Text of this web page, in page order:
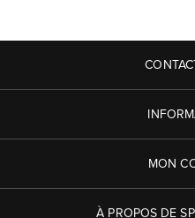
MON
À PROPOS DE